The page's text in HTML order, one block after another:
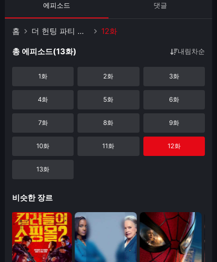
에피소드 댓글
홈 더 헌팅 파티 시즌2 12화
총 에피소드(13화) 내림차순
1화 2화 3화
4화 5화 6화
7화 8화 9화
10화 11화 12화
13화
비슷한 장르